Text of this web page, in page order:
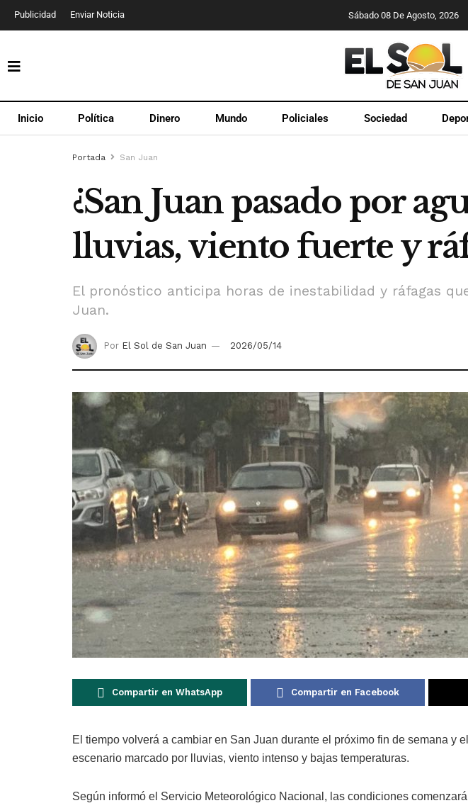
Publicidad Enviar Noticia Sábado 08 De Agosto, 2026
Inicio Política Dinero Mundo Policiales Sociedad
Portada San Juan
¿San Juan pasado por
lluvias, viento fuerte y
El pronóstico anticipa horas de inestabilidad y ráfagas
Juan.
Por El Sol de San Juan 2026/05/14
Compartir en WhatsApp Compartir en Facebook
El tiempo volverá a cambiar en San Juan durante el próximo fin de semana y
escenario marcado por lluvias, viento intenso y bajas temperaturas.
Según informó el Servicio Meteorológico Nacional , las condiciones